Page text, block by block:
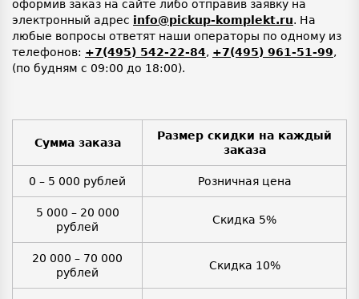
оформив заказ на сайте либо отправив заявку на
электронный адрес info@pickup-komplekt.ru. На
любые вопросы ответят наши операторы по одному из
телефонов: +7(495) 542-22-84, +7(495) 961-51-99,
(по будням с 09:00 до 18:00).
Сумма заказа
Размер скидки на каждый
заказа
0 – 5 000 рублей Розничная цена
5 000 – 20 000
рублей
Скидка 5%
20 000 – 70 000
рублей
Скидка 10%